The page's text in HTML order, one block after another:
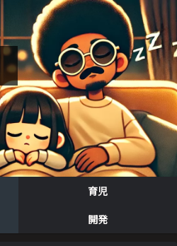
育児
開発